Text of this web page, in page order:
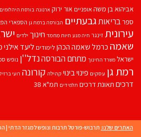
אביהוא בן משהאופניים אור ירוק ארנונה בורסת היהלומים
ספרבריאותגבעתיים הבורסה ברמת גן הספארי
עירוניתזינגר חיה מנע חיות מחמד חינוך ילדים
שאמה כרמל שאמה הכהן לימודים ליעד אילני
ישראל משרד החינוך מתחם הבורסהנדל''ן נופש
רמת גן עסקים פינוי בינוי קהילה קורונה רועי
דרכים תאונת דרכים תלמידים תמ"א 38
האתרים שלנו: תרבוש-פורטל תרבות ונופש למגזר הדתי |